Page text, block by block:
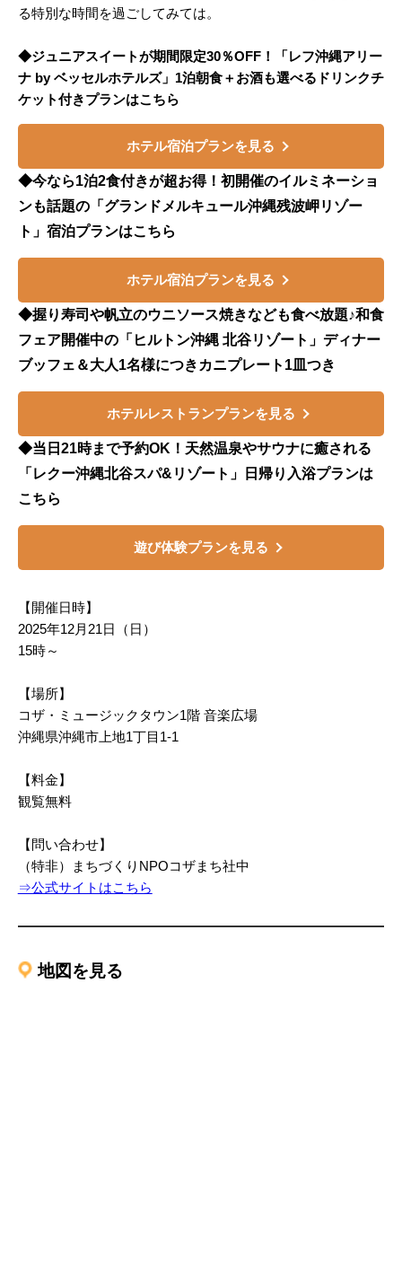
る特別な時間を過ごしてみては。
◆ジュニアスイートが期間限定30％OFF！「レフ沖縄アリー
ナ by ベッセルホテルズ」1泊朝食＋お酒も選べるドリンクチ
ケット付きプランはこちら
ホテル宿泊プランを見る
◆今なら1泊2食付きが超お得！初開催のイルミネーショ
ンも話題の「グランドメルキュール沖縄残波岬リゾー
ト」宿泊プランはこちら
ホテル宿泊プランを見る
◆握り寿司や帆立のウニソース焼きなども食べ放題♪和食
フェア開催中の「ヒルトン沖縄 北谷リゾート」ディナー
ブッフェ＆大人1名様につきカニプレート1皿つき
ホテルレストランプランを見る
◆当日21時まで予約OK！天然温泉やサウナに癒される
「レクー沖縄北谷スパ&リゾート」日帰り入浴プランは
こちら
遊び体験プランを見る
【開催日時】
2025年12月21日（日）
15時～
【場所】
コザ・ミュージックタウン1階 音楽広場
沖縄県沖縄市上地1丁目1-1
【料金】
観覧無料
【問い合わせ】
（特非）まちづくりNPOコザまち社中
⇒公式サイトはこちら
地図を見る